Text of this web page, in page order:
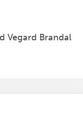
Vegard Brandal